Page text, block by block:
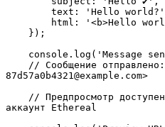
87d57a0b4321@example.com>
аккаунт Ethereal